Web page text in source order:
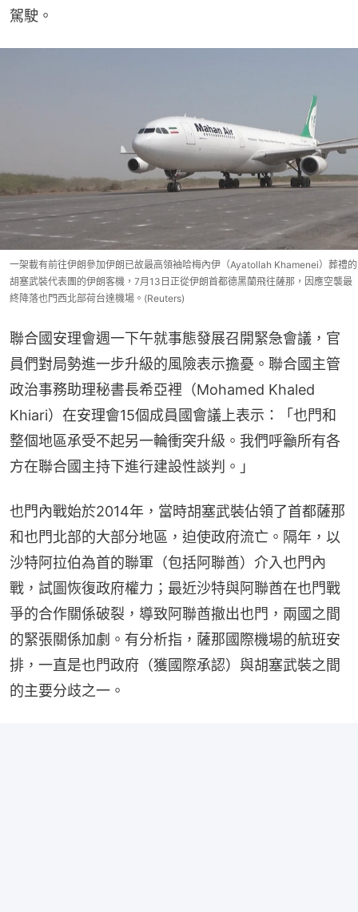
駕駛。
一架載有前往伊朗參加伊朗已故最高領袖哈梅內伊（Ayatollah Khamenei）葬禮的
胡塞武裝代表團的伊朗客機，7月13日正從伊朗首都德黑蘭飛往薩那，因應空襲最
終降落也門西北部荷台達機場。(Reuters)
聯合國安理會週一下午就事態發展召開緊急會議，官
員們對局勢進一步升級的風險表示擔憂。聯合國主管
政治事務助理秘書長希亞裡（Mohamed Khaled
Khiari）在安理會15個成員國會議上表示：「也門和
整個地區承受不起另一輪衝突升級。我們呼籲所有各
方在聯合國主持下進行建設性談判。」
也門內戰始於2014年，當時胡塞武裝佔領了首都薩那
和也門北部的大部分地區，迫使政府流亡。隔年，以
沙特阿拉伯為首的聯軍（包括阿聯酋）介入也門內
戰，試圖恢復政府權力；最近沙特與阿聯酋在也門戰
爭的合作關係破裂，導致阿聯酋撤出也門，兩國之間
的緊張關係加劇。有分析指，薩那國際機場的航班安
排，一直是也門政府（獲國際承認）與胡塞武裝之間
的主要分歧之一。